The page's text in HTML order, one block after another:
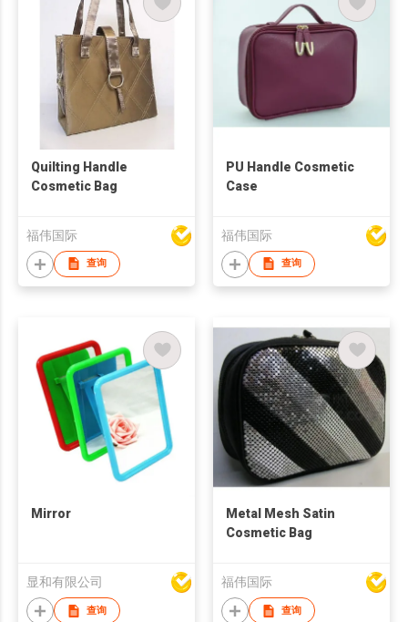
Quilting Handle
Cosmetic Bag
福伟国际
查询
PU Handle Cosmetic
Case
福伟国际
查询
Mirror
显和有限公司
查询
Metal Mesh Satin
Cosmetic Bag
福伟国际
查询